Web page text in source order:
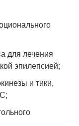
для лечения
эпилепсией;
и тики,